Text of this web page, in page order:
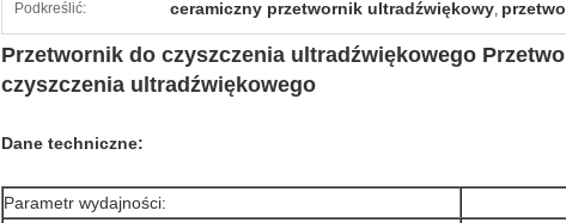
Podkreślić: ceramiczny przetwornik ultradźwiękowy,
Przetwornik do czyszczenia ultradźwiękowego
czyszczenia ultradźwiękowego
Dane techniczne:
Parametr wydajności: